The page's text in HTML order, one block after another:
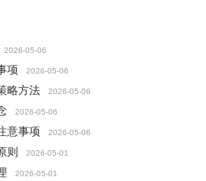
2026-05-06
项 2026-05-06
略方法 2026-05-06
2026-05-06
意事项 2026-05-06
则 2026-05-01
2026-05-01